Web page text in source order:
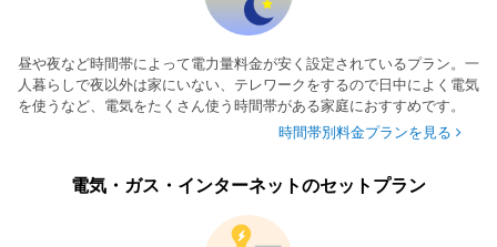
昼や夜など時間帯によって電力量料金が安く設定されているプラン。一
人暮らしで夜以外は家にいない、テレワークをするので日中によく電気
を使うなど、電気をたくさん使う時間帯がある家庭におすすめです。
時間帯別料金プランを見る
電気・ガス・インターネットのセットプラン